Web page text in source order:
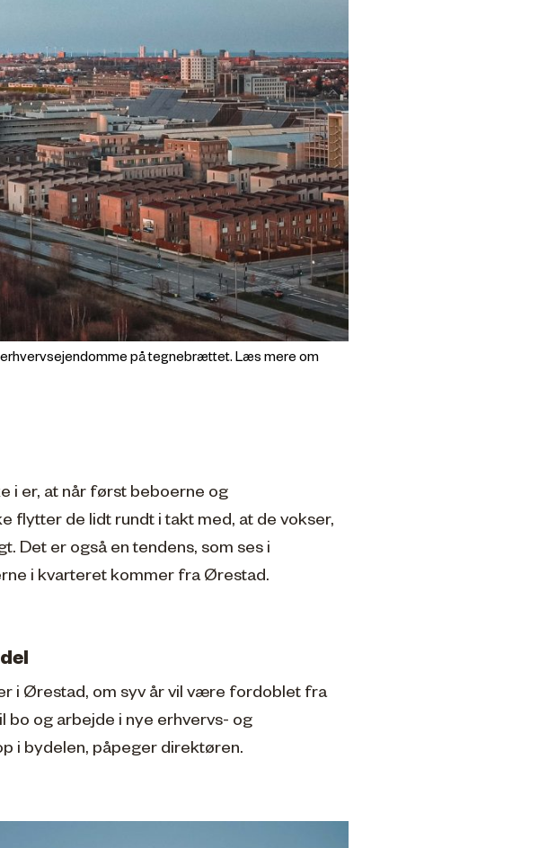
på tegnebrættet. Læs mere om
i er, at når først beboerne og
flytter de lidt rundt i takt med, at de vokser,
Det er også en tendens, som ses i
i kvarteret kommer fra Ørestad.
i Ørestad, om syv år vil være fordoblet fra
bo og arbejde i nye erhvervs- og
i bydelen, påpeger direktøren.